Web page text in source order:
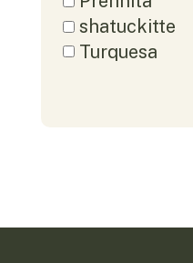
shatuckitte
Turquesa